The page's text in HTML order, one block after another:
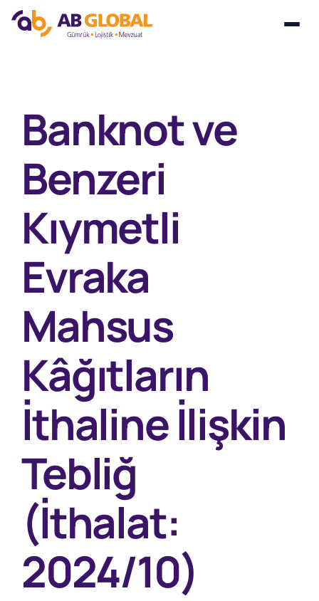
Banknot ve
Benzeri
Kıymetli
Evraka
Mahsus
Kâğıtların
İthaline İlişkin
Tebliğ
(İthalat:
2024/10)